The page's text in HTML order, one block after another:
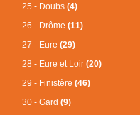
25 - Doubs(4)
26 - Drôme(11)
27 - Eure(29)
28 - Eure et Loir(20)
29 - Finistère(46)
30 - Gard(9)